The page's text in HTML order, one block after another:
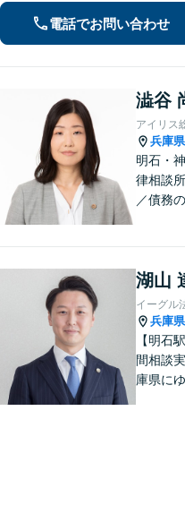
電話でお問い合わせ
澁谷
アイリス
兵庫県
明石・
律相談
／債務
湖山
イーグル
兵庫県
【明石
間相談
庫県に